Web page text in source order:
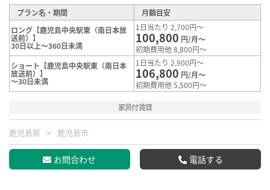
プラン名・期間
月額目安
ロング【鹿児島中央駅東（南日本放
送前）】
30日以上～360日未満
1日当たり 2,700円～
100,800 円/月～
初期費用他 8,800円～
ショート【鹿児島中央駅東（南日本
放送前）】
～30日未満
1日当たり 2,900円～
106,800 円/月～
初期費用他 5,500円～
家具付賃貸
鹿児島県 鹿児島市
お問合わせ 電話する